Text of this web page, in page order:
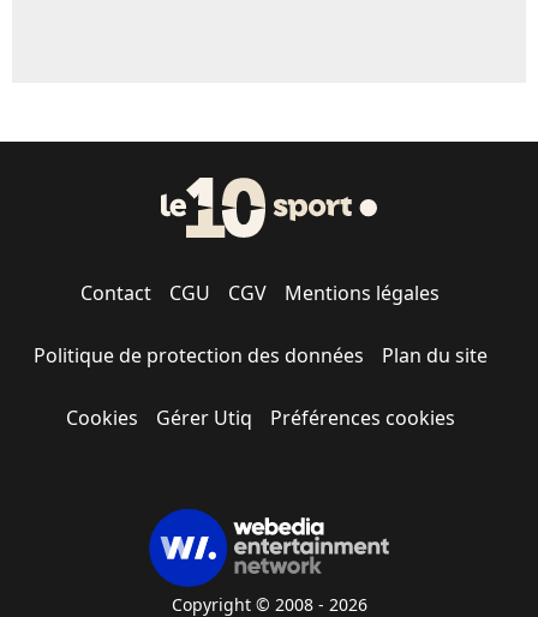
Contact CGU CGV Mentions légales
Politique de protection des données Plan du site
Cookies Gérer Utiq Préférences cookies
Copyright © 2008 - 2026